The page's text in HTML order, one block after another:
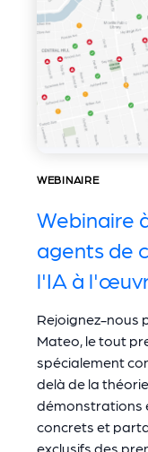
WEBINAIRE
Webinaire
agents de
l'IA à
Rejoignez-nous
Mateo, le tout
spécialement
delà de la
démonstrations
concrets et
exclusifs des